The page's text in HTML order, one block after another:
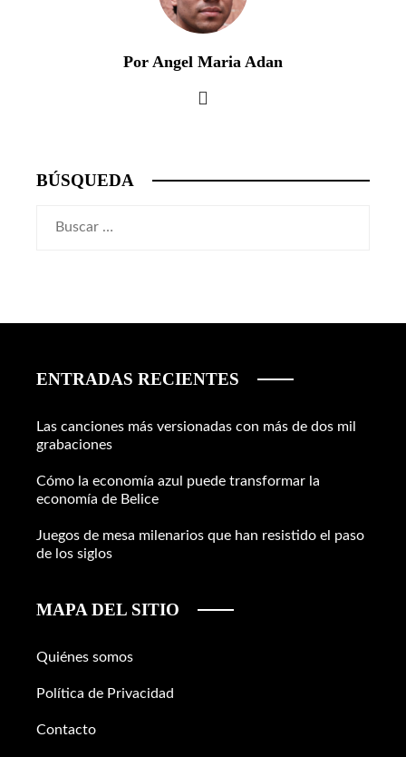
Por Angel Maria Adan
BÚSQUEDA
ENTRADAS RECIENTES
Las canciones más versionadas con más de dos mil
grabaciones
Cómo la economía azul puede transformar la
economía de Belice
Juegos de mesa milenarios que han resistido el paso
de los siglos
MAPA DEL SITIO
Quiénes somos
Política de Privacidad
Contacto